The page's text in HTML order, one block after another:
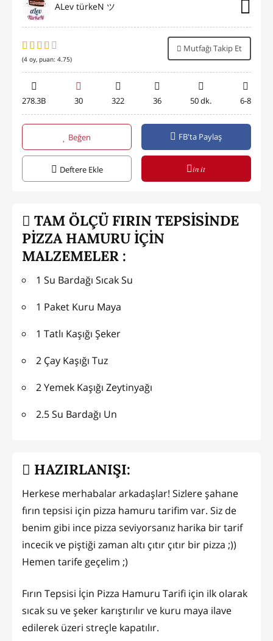
ALev türkeN ツ
(4 oy, puan: 4.75)
Mutfağı Takip Et
278.3B 30 322 36 50 dk. 6-8
Beğen FB'ta Paylaş
Deftere Ekle in it
TAM ÖLÇÜ FIRIN TEPSİSİNDE
PİZZA HAMURU İÇİN
MALZEMELER :
1 Su Bardağı Sıcak Su
1 Paket Kuru Maya
1 Tatlı Kaşığı Şeker
2 Çay Kaşığı Tuz
2 Yemek Kaşığı Zeytinyağı
2.5 Su Bardağı Un
HAZIRLANIŞI:
Herkese merhabalar arkadaşlar! Sizlere şahane
fırın tepsisi için pizza hamuru tarifim var. Siz de
benim gibi ince pizza seviyorsanız harika bir tarif
incecik ve piştiği zaman altı çıtır çıtır bir pizza ;))
Hemen tarife geçelim ;)
Fırın Tepsisi İçin Pizza Hamuru Tarifi için ilk olarak
sıcak su ve şeker karıştırılır ve kuru maya ilave
edilerek üzeri streçle kapatılır.